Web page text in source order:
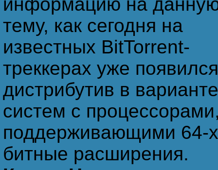
информацию на
тему, как сегодня на
известных BitTorrent-
треккерах уже появился
дистрибутив в
систем с
поддерживающими 64-х
битные расширения.